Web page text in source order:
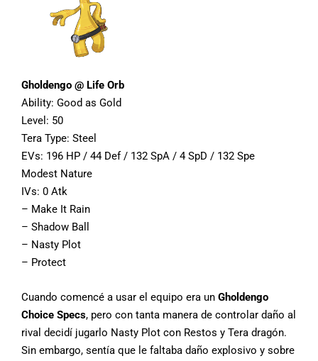
Gholdengo @ Life Orb
Ability: Good as Gold
Level: 50
Tera Type: Steel
EVs: 196 HP / 44 Def / 132 SpA / 4 SpD / 132 Spe
Modest Nature
IVs: 0 Atk
– Make It Rain
– Shadow Ball
– Nasty Plot
– Protect
Cuando comencé a usar el equipo era un Gholdengo
Choice Specs, pero con tanta manera de controlar daño al
rival decidí jugarlo Nasty Plot con Restos y Tera dragón.
Sin embargo, sentía que le faltaba daño explosivo y sobre